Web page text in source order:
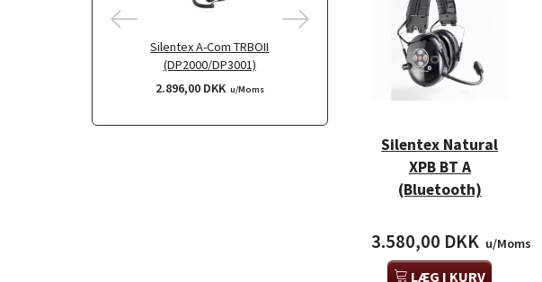
Silentex A-Com TRBOII
(DP2000/DP3001)
2.896,00 DKK u/Moms
Silentex A-Com Cap TRBOII
(DP2000/DP3001)
2.964,00 DKK u/Moms
Silentex Natural
XPB BT A
(Bluetooth)
3.580,00 DKK u/Moms
LÆG I KURV